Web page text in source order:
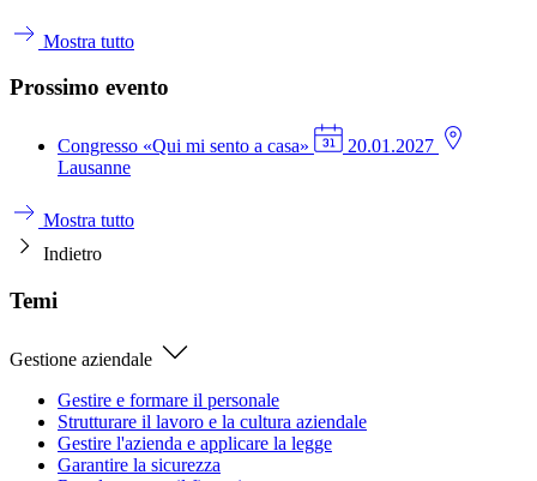
Mostra tutto
Prossimo evento
Congresso «Qui mi sento a casa»
20.01.2027
Lausanne
Mostra tutto
Indietro
Temi
Gestione aziendale
Gestire e formare il personale
Strutturare il lavoro e la cultura aziendale
Gestire l'azienda e applicare la legge
Garantire la sicurezza